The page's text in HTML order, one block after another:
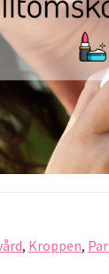
, Kroppen,